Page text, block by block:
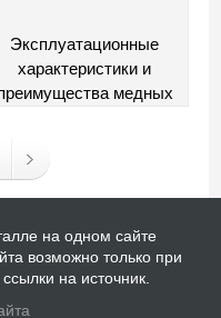
Эксплуатационные
характеристики и
медных
на одном сайте
возможно только при
на источник.